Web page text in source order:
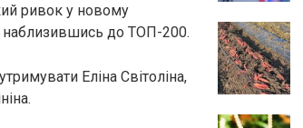
ривок у новому
наблизившись до ТОП-200.
Еліна Світоліна,